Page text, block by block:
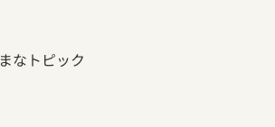
なトピック